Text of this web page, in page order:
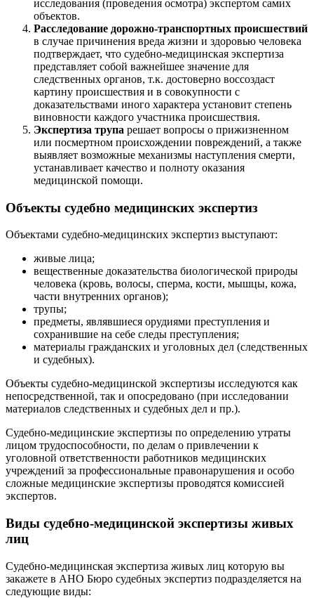
исследования (проведения осмотра) экспертом самих
объектов.
Расследование дорожно-транспортных происшествий
в случае причинения вреда жизни и здоровью человека
подтверждает, что судебно-медицинская экспертиза
представляет собой важнейшее значение для
следственных органов, т.к. достоверно воссоздаст
картину происшествия и в совокупности с
доказательствами иного характера установит степень
виновности каждого участника происшествия.
Экспертиза трупа решает вопросы о прижизненном
или посмертном происхождении повреждений, а также
выявляет возможные механизмы наступления смерти,
устанавливает качество и полноту оказания
медицинской помощи.
Объекты судебно медицинских экспертиз
Объектами судебно-медицинских экспертиз выступают:
живые лица;
вещественные доказательства биологической природы
человека (кровь, волосы, сперма, кости, мышцы, кожа,
части внутренних органов);
трупы;
предметы, являвшиеся орудиями преступления и
сохранившие на себе следы преступления;
материалы гражданских и уголовных дел (следственных
и судебных).
Объекты судебно-медицинской экспертизы исследуются как
непосредственной, так и опосредовано (при исследовании
материалов следственных и судебных дел и пр.).
Судебно-медицинские экспертизы по определению утраты
лицом трудоспособности, по делам о привлечении к
уголовной ответственности работников медицинских
учреждений за профессиональные правонарушения и особо
сложные медицинские экспертизы проводятся комиссией
экспертов.
Виды судебно-медицинской экспертизы живых
лиц
Судебно-медицинская экспертиза живых лиц которую вы
закажете в АНО Бюро судебных экспертиз подразделяется на
следующие виды: